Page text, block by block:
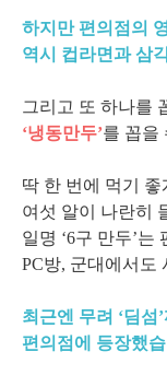
하지만 편의점의
역시 컵라면과 삼
그리고 또 하나를
‘냉동만두’를 꼽을
딱 한 번에 먹기 좋
여섯 알이 나란히
일명 ‘6구 만두’는
PC방, 군대에서도
최근엔 무려 ‘딤섬
편의점에 등장했